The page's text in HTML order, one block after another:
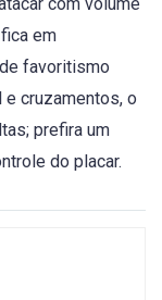
em
favoritismo
cruzamentos, o
prefira um
do placar.